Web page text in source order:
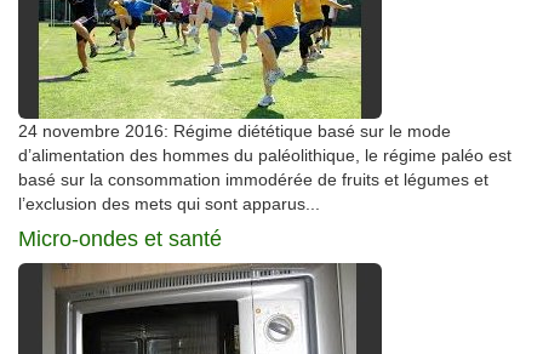
24 novembre 2016: Régime diététique basé sur le mode
d’alimentation des hommes du paléolithique, le régime paléo est
basé sur la consommation immodérée de fruits et légumes et
l’exclusion des mets qui sont apparus...
Micro-ondes et santé